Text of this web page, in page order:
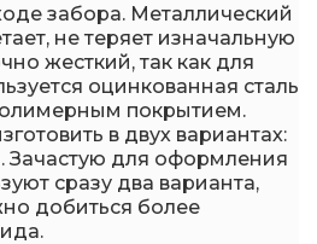
забора. Металлический
не теряет изначальную
жесткий, так как для
оцинкованная сталь
покрытием.
в двух вариантах:
Зачастую для оформления
сразу два варианта,
добиться более